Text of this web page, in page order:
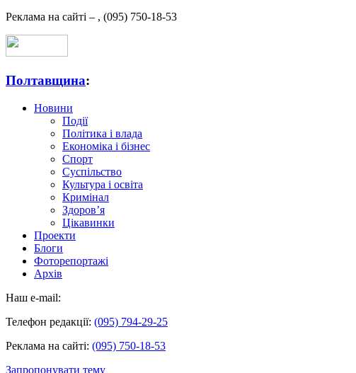
Реклама на сайті – , (095) 750-18-53
Полтавщина:
Новини
Події
Політика і влада
Економіка і бізнес
Спорт
Суспільство
Культура і освіта
Кримінал
Здоров’я
Цікавинки
Проекти
Блоги
Фоторепортажі
Архів
Наш e-mail:
Телефон редакції: (095) 794-29-25
Реклама на сайті: (095) 750-18-53
Запропонувати тему